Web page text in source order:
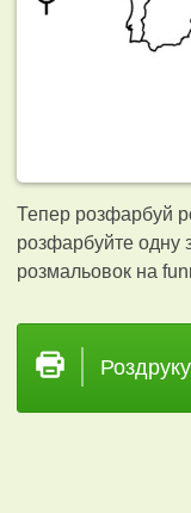
Тепер розфарбуй
розфарбуйте одну
розмальовок на